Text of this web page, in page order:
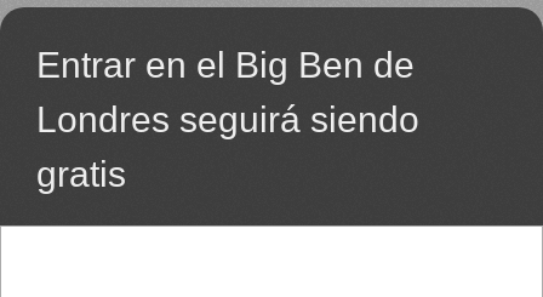
Entrar en el Big Ben de
Londres seguirá siendo
gratis